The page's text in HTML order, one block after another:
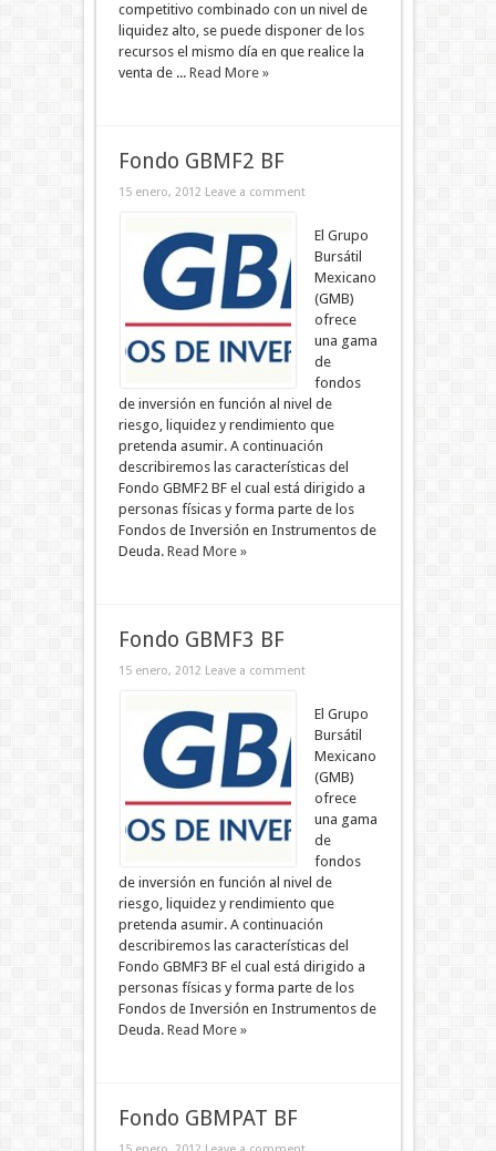
competitivo combinado con un nivel de
liquidez alto, se puede disponer de los
recursos el mismo día en que realice la
venta de ... Read More »
Fondo GBMF2 BF
15 enero, 2012 Leave a comment
El Grupo
Bursátil
Mexicano
(GMB)
ofrece
una gama
de
fondos
de inversión en función al nivel de
riesgo, liquidez y rendimiento que
pretenda asumir. A continuación
describiremos las características del
Fondo GBMF2 BF el cual está dirigido a
personas físicas y forma parte de los
Fondos de Inversión en Instrumentos de
Deuda. Read More »
Fondo GBMF3 BF
15 enero, 2012 Leave a comment
El Grupo
Bursátil
Mexicano
(GMB)
ofrece
una gama
de
fondos
de inversión en función al nivel de
riesgo, liquidez y rendimiento que
pretenda asumir. A continuación
describiremos las características del
Fondo GBMF3 BF el cual está dirigido a
personas físicas y forma parte de los
Fondos de Inversión en Instrumentos de
Deuda. Read More »
Fondo GBMPAT BF